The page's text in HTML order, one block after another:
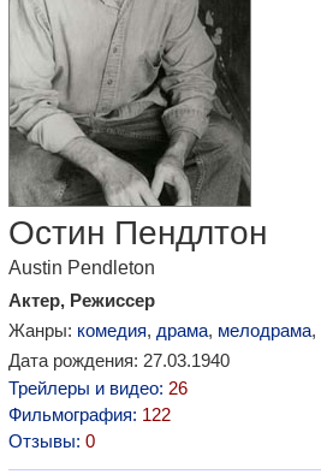
Остин Пендлтон
Austin Pendleton
Актер, Режиссер
Жанры: комедия, драма, мелодрама,
Дата рождения: 27.03.1940
Трейлеры и видео: 26
Фильмография: 122
Отзывы: 0